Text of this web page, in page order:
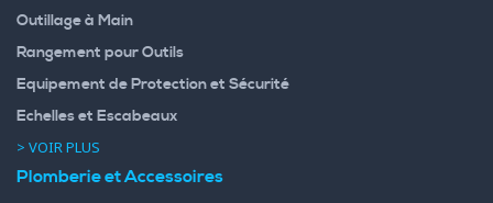
Outillage à Main
Rangement pour Outils
Equipement de Protection et Sécurité
Echelles et Escabeaux
> VOIR PLUS
Plomberie et Accessoires